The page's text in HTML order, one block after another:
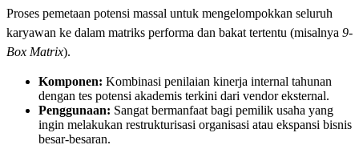
Proses pemetaan potensi massal untuk mengelompokkan seluruh
karyawan ke dalam matriks performa dan bakat tertentu (misalnya 9-
Box Matrix).
Komponen: Kombinasi penilaian kinerja internal tahunan
dengan tes potensi akademis terkini dari vendor eksternal.
Penggunaan: Sangat bermanfaat bagi pemilik usaha yang
ingin melakukan restrukturisasi organisasi atau ekspansi bisnis
besar-besaran.